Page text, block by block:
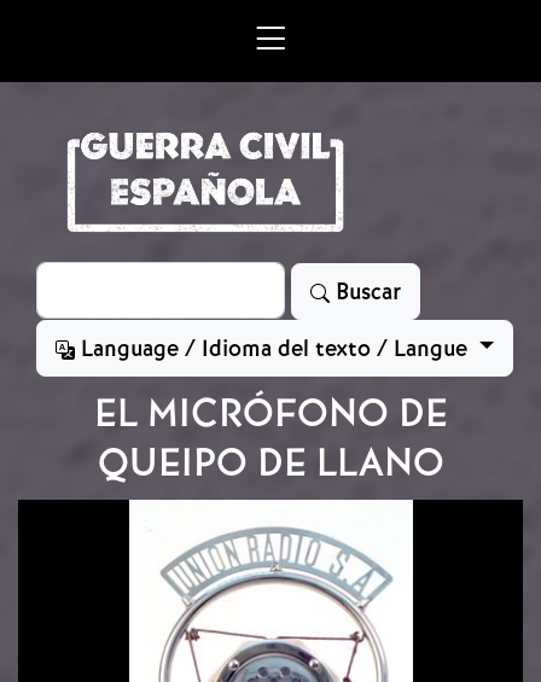
Search
Buscar
Language / Idioma del texto / Langue
EL MICRÓFONO DE
QUEIPO DE LLANO